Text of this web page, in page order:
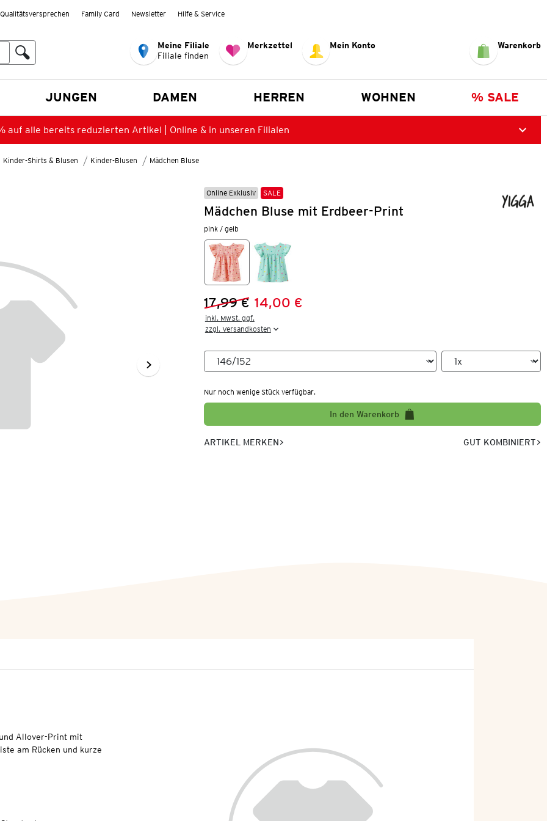
Qualitätsversprechen Family Card Newsletter Hilfe & Service
Meine Filiale
Filiale finden
Merkzettel Mein Konto Warenkorb
JUNGEN DAMEN HERREN WOHNEN % SALE
auf alle bereits reduzierten Artikel | Online & in unseren Filialen
Kinder-Shirts & Blusen Kinder-Blusen Mädchen Bluse
Online Exklusiv SALE
Mädchen Bluse mit Erdbeer-Print
pink / gelb
Vorheriger Preis:
17,99 €
Neuer Preis:
14,00 €
inkl. MwSt. ggf.
zzgl. Versandkosten
Nur noch wenige Stück verfügbar.
In den Warenkorb
ARTIKEL MERKEN GUT KOMBINIERT
Allover-Print mit
am Rücken und kurze